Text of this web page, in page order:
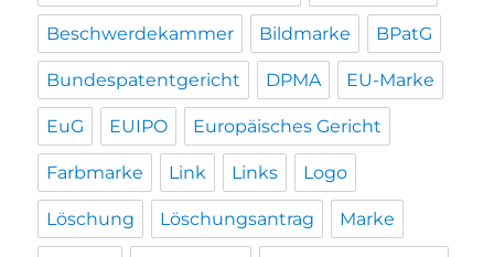
Beschwerdekammer Bildmarke BPatG
Bundespatentgericht DPMA EU-Marke
EuG EUIPO Europäisches Gericht
Farbmarke Link Links Logo
Löschung Löschungsantrag Marke